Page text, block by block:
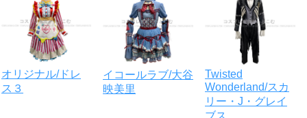
オリジナル/ドレ
ス３
イコールラブ/大谷
映美里
Twisted
Wonderland/スカ
リー・J・グレイ